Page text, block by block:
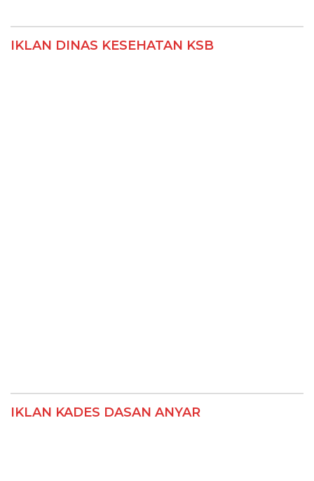
IKLAN DINAS KESEHATAN KSB
IKLAN KADES DASAN ANYAR